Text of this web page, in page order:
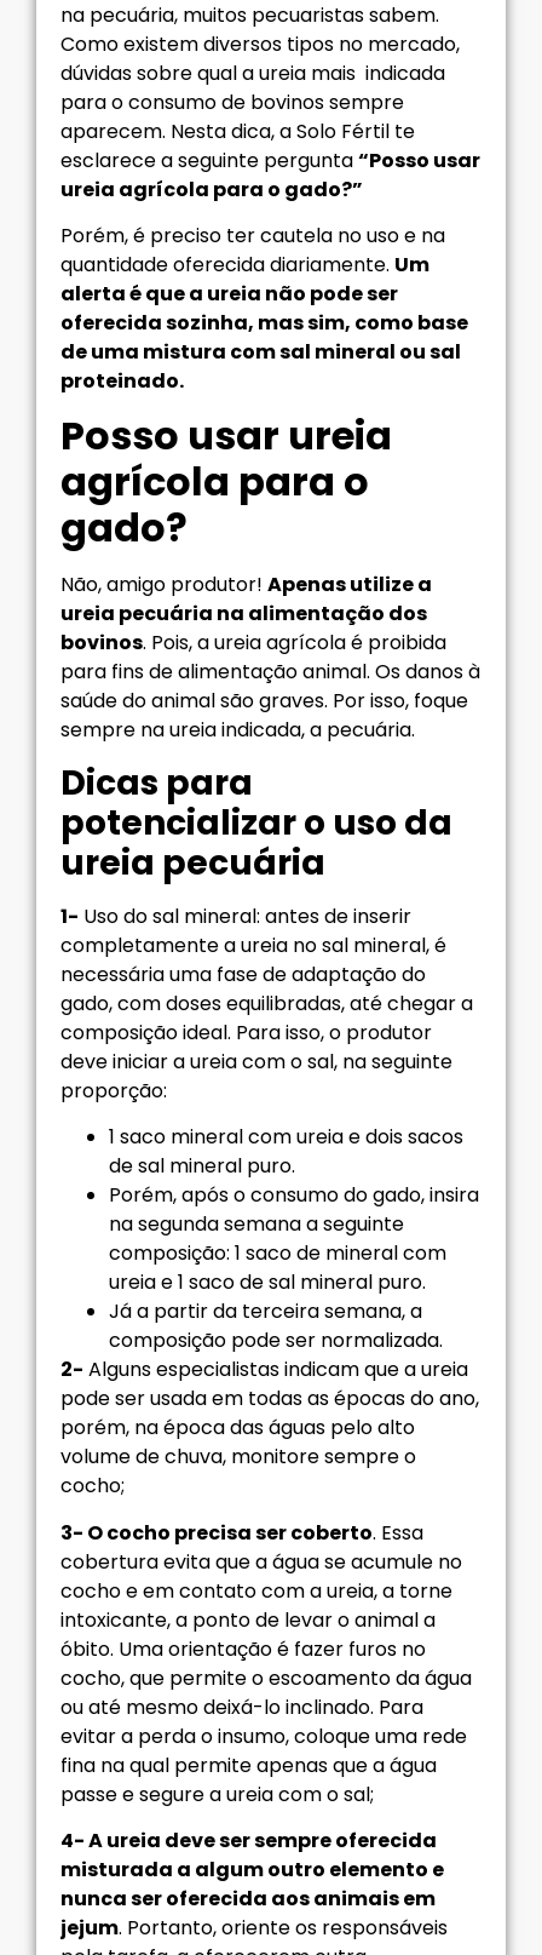
na pecuária, muitos pecuaristas sabem.
Como existem diversos tipos no mercado,
dúvidas sobre qual a ureia mais indicada
para o consumo de bovinos sempre
aparecem. Nesta dica, a Solo Fértil te
esclarece a seguinte pergunta“Posso usar
ureia agrícola para o gado?”
Porém, é preciso ter cautela no uso e na
quantidade oferecida diariamente. Um
alerta é que a ureia não pode ser
oferecida sozinha, mas sim, como base
de uma mistura com sal mineral ou sal
proteinado.
Posso usar ureia
agrícola para o
gado?
Não, amigo produtor! Apenas utilize a
ureia pecuária na alimentação dos
bovinos. Pois, a ureia agrícola é proibida
para fins de alimentação animal. Os danos à
saúde do animal são graves. Por isso, foque
sempre na ureia indicada, a pecuária.
Dicas para
potencializar o uso da
ureia pecuária
1- Uso do sal mineral: antes de inserir
completamente a ureia no sal mineral, é
necessária uma fase de adaptação do
gado, com doses equilibradas, até chegar a
composição ideal. Para isso, o produtor
deve iniciar a ureia com o sal, na seguinte
proporção:
1 saco mineral com ureia e dois sacos
de sal mineral puro.
Porém, após o consumo do gado, insira
na segunda semana a seguinte
composição: 1 saco de mineral com
ureia e 1 saco de sal mineral puro.
Já a partir da terceira semana, a
composição pode ser normalizada.
2- Alguns especialistas indicam que a ureia
pode ser usada em todas as épocas do ano,
porém, na época das águas pelo alto
volume de chuva, monitore sempre o
cocho;
3- O cocho precisa ser coberto. Essa
cobertura evita que a água se acumule no
cocho e em contato com a ureia, a torne
intoxicante, a ponto de levar o animal a
óbito. Uma orientação é fazer furos no
cocho, que permite o escoamento da água
ou até mesmo deixá-lo inclinado. Para
evitar a perda o insumo, coloque uma rede
fina na qual permite apenas que a água
passe e segure a ureia com o sal;
4- A ureia deve ser sempre oferecida
misturada a algum outro elemento e
nunca ser oferecida aos animais em
jejum. Portanto, oriente os responsáveis